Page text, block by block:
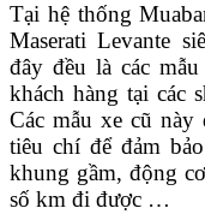
Tại hệ thống
Maserati Levante
đây đều là các
khách hàng tại các
Các mẫu xe cũ này
tiêu chí để đảm
khung gầm, động
số km đi được …